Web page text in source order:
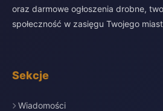
oraz darmowe ogłoszenia drobne,
społeczność w zasięgu Twojego
Sekcje
Wiadomości